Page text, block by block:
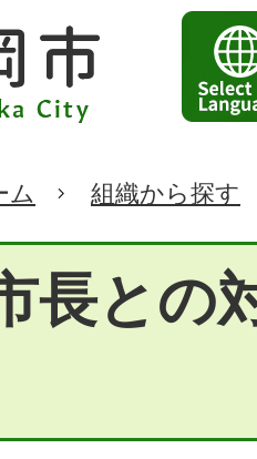
ム 組織から探す
長との